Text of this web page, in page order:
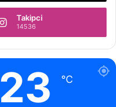
Takipci
14536
23 ℃